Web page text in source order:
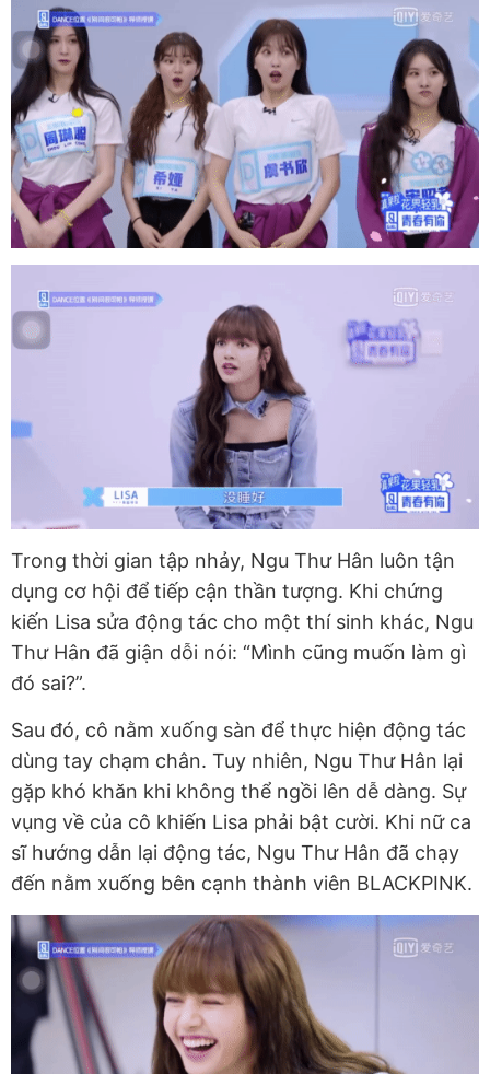
Trong thời gian tập nhảy, Ngu Thư Hân luôn tận
dụng cơ hội để tiếp cận thần tượng. Khi chứng
kiến Lisa sửa động tác cho một thí sinh khác, Ngu
Thư Hân đã giận dỗi nói: “Mình cũng muốn làm gì
đó sai?”.
Sau đó, cô nằm xuống sàn để thực hiện động tác
dùng tay chạm chân. Tuy nhiên, Ngu Thư Hân lại
gặp khó khăn khi không thể ngồi lên dễ dàng. Sự
vụng về của cô khiến Lisa phải bật cười. Khi nữ ca
sĩ hướng dẫn lại động tác, Ngu Thư Hân đã chạy
đến nằm xuống bên cạnh thành viên BLACKPINK.